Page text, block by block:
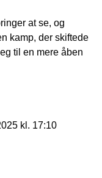
at se, og
kamp, der skiftede
til en mere åben
kl. 17:10